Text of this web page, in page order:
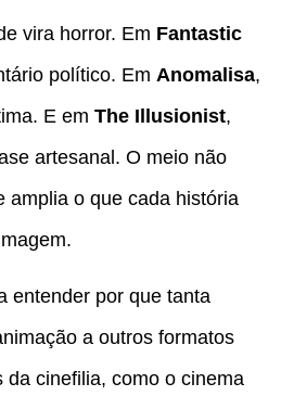
vira horror. Em Fantastic
político. Em Anomalisa,
E em The Illusionist,
artesanal. O meio não
amplia o que cada história
entender por que tanta
a outros formatos
da cinefilia, como o cinema